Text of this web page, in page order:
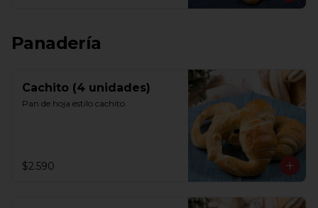
Panadería
Cachito (4 unidades)
Pan de hoja estilo cachito
$2.590